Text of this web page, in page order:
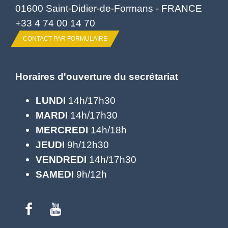
01600 Saint-Didier-de-Formans - FRANCE
+33 4 74 00 14 70
CONTACT PAR FORMULAIRE
Horaires d'ouverture du secrétariat
LUNDI 14h/17h30
MARDI 14h/17h30
MERCREDI 14h/18h
JEUDI 9h/12h30
VENDREDI 14h/17h30
SAMEDI 9h/12h